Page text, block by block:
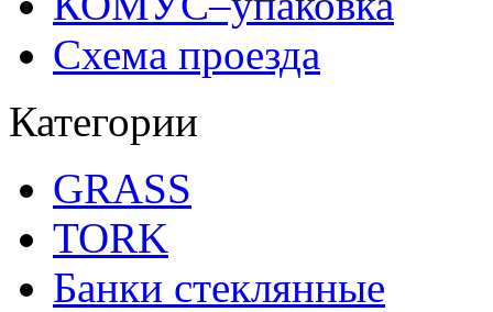
Схема проезда
Категории
GRASS
TORK
Банки стеклянные